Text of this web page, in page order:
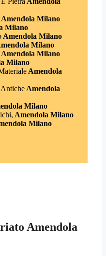
Amendola Milano
Milano
Amendola Milano
Milano
Milano
Milano
Amendola
Amendola
Milano
Amendola Milano
Milano
Amendola